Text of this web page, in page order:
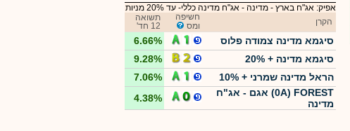
אפיק: אג"ח בארץ - מדינה - אג"ח מדינה כללי- עד 20% מניות
הקרן
חשיפה
ומס
תשואה
12 חד'
סיגמא מדינה צמודה פלוס
6.66%
סיגמא מדינה + 20%
9.28%
הראל מדינה שמרני + 10%
7.06%
0A) FOREST) אגם - אג"ח
מדינה
4.38%